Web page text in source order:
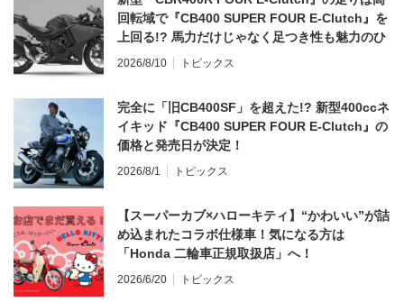
回転域で『CB400 SUPER FOUR E-Clutch』を
上回る!? 馬力だけじゃなく足つき性も魅力のひ
とつ！
2026/8/10 トピックス
完全に「旧CB400SF」を超えた!? 新型400ccネ
イキッド『CB400 SUPER FOUR E-Clutch』の
価格と発売日が決定！
2026/8/1 トピックス
【スーパーカブ×ハローキティ】“かわいい”が詰
め込まれたコラボ仕様車！気になる方は
「Honda 二輪車正規取扱店」へ！
2026/6/20 トピックス